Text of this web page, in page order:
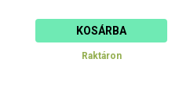
KOSÁRBA
Raktáron